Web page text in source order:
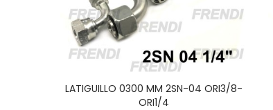
LATIGUILLO 0300 MM 2SN-04 ORI3/8-
ORI1/4